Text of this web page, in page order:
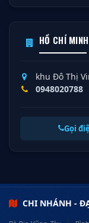
HỒ CHÍ MINH
khu Đô Thị
0948020788
Gọi
CHI NHÁNH -